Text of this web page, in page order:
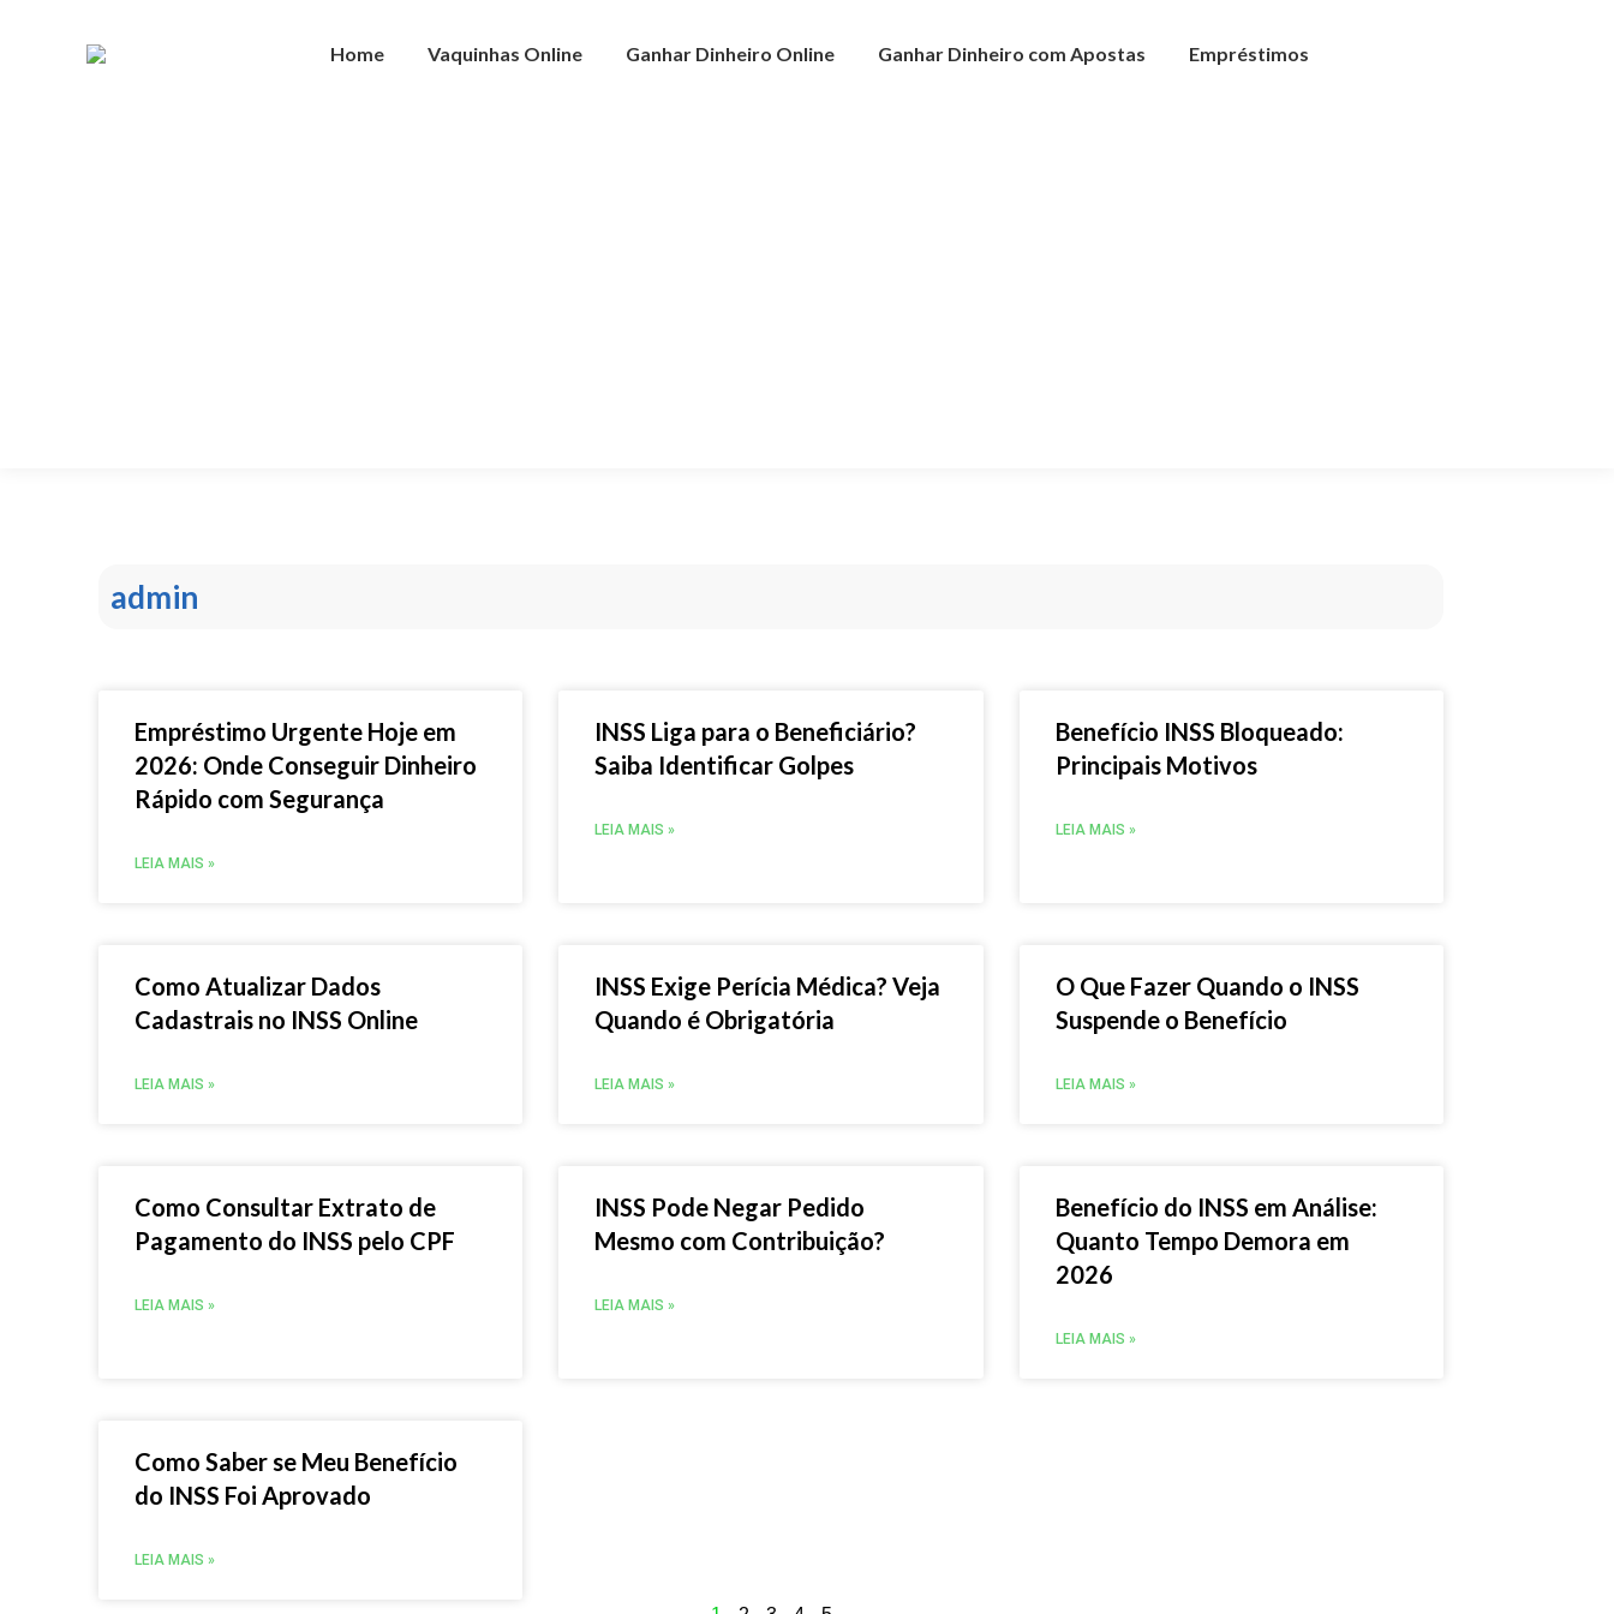
Home Vaquinhas Online Ganhar Dinheiro Online Ganhar Dinheiro com Apostas Empréstimos
admin
Empréstimo Urgente Hoje em
2026: Onde Conseguir Dinheiro
Rápido com Segurança
LEIA MAIS »
INSS Liga para o Beneficiário?
Saiba Identificar Golpes
LEIA MAIS »
Benefício INSS Bloqueado:
Principais Motivos
LEIA MAIS »
Como Atualizar Dados
Cadastrais no INSS Online
LEIA MAIS »
INSS Exige Perícia Médica? Veja
Quando é Obrigatória
LEIA MAIS »
O Que Fazer Quando o INSS
Suspende o Benefício
LEIA MAIS »
Como Consultar Extrato de
Pagamento do INSS pelo CPF
LEIA MAIS »
INSS Pode Negar Pedido
Mesmo com Contribuição?
LEIA MAIS »
Benefício do INSS em Análise:
Quanto Tempo Demora em
2026
LEIA MAIS »
Como Saber se Meu Benefício
do INSS Foi Aprovado
LEIA MAIS »